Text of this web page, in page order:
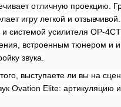
отличную проекцию.
игру легкой и отзывчивой.
системой усилителя OP-
встроенным тюнером и
звука.
выступаете ли вы на
Ovation Elite: